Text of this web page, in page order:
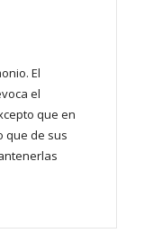
El
el
que en
que de sus